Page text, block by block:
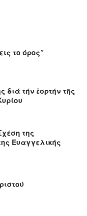
το όρος”
τήν ἑορτήν τῆς
της
Ευαγγελικής